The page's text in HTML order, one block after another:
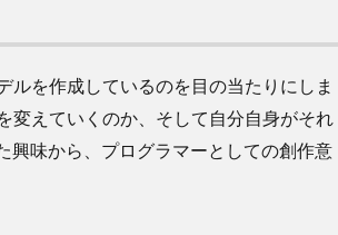
を作成しているのを目の当たりにしま
変えていくのか、そして自分自身がそれ
興味から、プログラマーとしての創作意